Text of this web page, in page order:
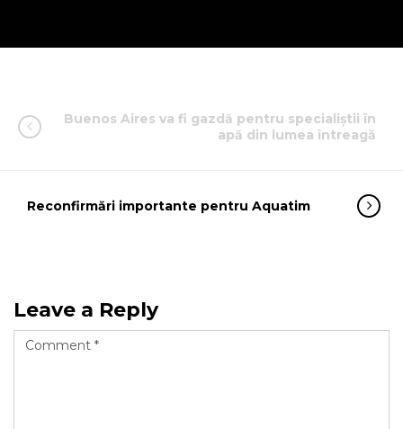
Buenos Aires va fi gazdă pentru specialiştii în
apă din lumea întreagă
Reconfirmări importante pentru Aquatim
Leave a Reply